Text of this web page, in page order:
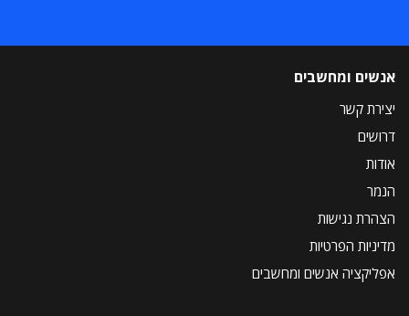
אנשים ומחשבים
יצירת קשר
דרושים
אודות
הנמר
הצהרת נגישות
מדיניות הפרטיות
אפליקציה אנשים ומחשבים